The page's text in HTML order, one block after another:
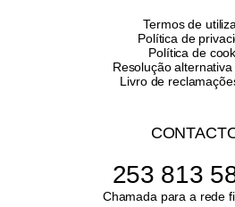
Termos de
Política de
Política de
Resolução
Livro de
253 813
Chamada para a rede